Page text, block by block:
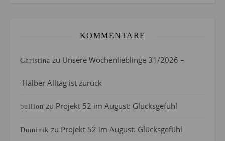
KOMMENTARE
Christina zu Unsere Wochenlieblinge 31/2026 –
Halber Alltag ist zurück
bullion zu Projekt 52 im August: Glücksgefühl
Dominik zu Projekt 52 im August: Glücksgefühl